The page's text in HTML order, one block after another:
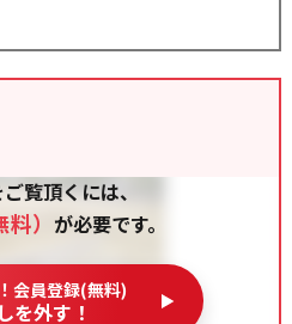
覧頂くには、
） が必要です。
会員登録(無料)
を外す！